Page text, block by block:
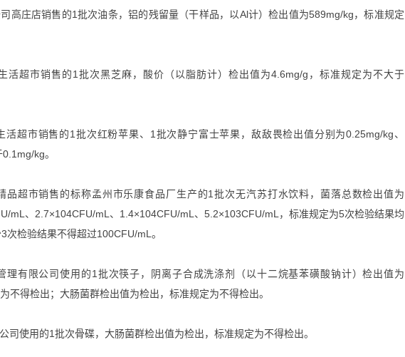
庄店销售的1批次油条，铝的残留量（干样品，以Al计）检出值为589mg/kg，标准规定
超市销售的1批次黑芝麻，酸价（以脂肪计）检出值为4.6mg/g，标准规定为不大于
市销售的1批次红粉苹果、1批次静宁富士苹果，敌敌畏检出值分别为0.25mg/kg、
kg。
超市销售的标称孟州市乐康食品厂生产的1批次无汽苏打水饮料，菌落总数检出值为
mL、2.7×104CFU/mL、1.4×104CFU/mL、5.2×103CFU/mL，标准规定为5次检验结果均
检验结果不得超过100CFU/mL。
有限公司使用的1批次筷子，阴离子合成洗涤剂（以十二烷基苯磺酸钠计）检出值为
不得检出；大肠菌群检出值为检出，标准规定为不得检出。
使用的1批次骨碟，大肠菌群检出值为检出，标准规定为不得检出。